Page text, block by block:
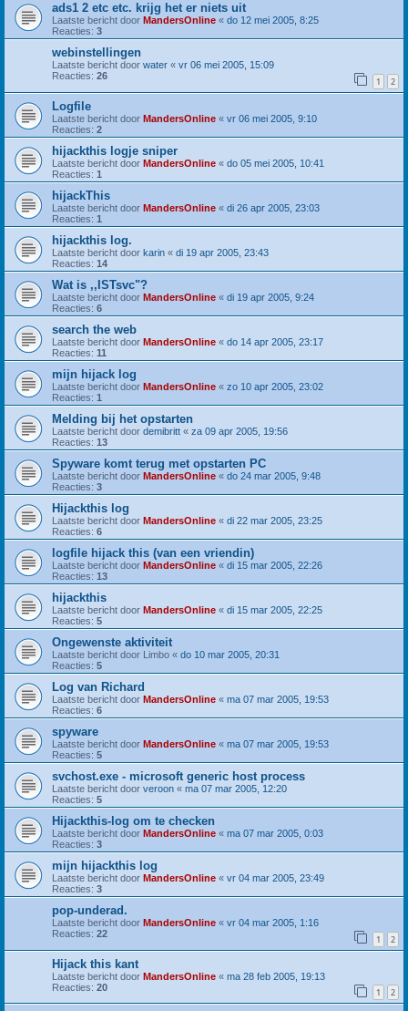
ads1 2 etc etc. krijg het er niets uit
Laatste bericht door MandersOnline « do 12 mei 2005, 8:25
Reacties: 3
webinstellingen
Laatste bericht door water « vr 06 mei 2005, 15:09
Reacties: 26 1 2
Logfile
Laatste bericht door MandersOnline « vr 06 mei 2005, 9:10
Reacties: 2
hijackthis logje sniper
Laatste bericht door MandersOnline « do 05 mei 2005, 10:41
Reacties: 1
hijackThis
Laatste bericht door MandersOnline « di 26 apr 2005, 23:03
Reacties: 1
hijackthis log.
Laatste bericht door karin « di 19 apr 2005, 23:43
Reacties: 14
Wat is ,,ISTsvc"?
Laatste bericht door MandersOnline « di 19 apr 2005, 9:24
Reacties: 6
search the web
Laatste bericht door MandersOnline « do 14 apr 2005, 23:17
Reacties: 11
mijn hijack log
Laatste bericht door MandersOnline « zo 10 apr 2005, 23:02
Reacties: 1
Melding bij het opstarten
Laatste bericht door demibritt « za 09 apr 2005, 19:56
Reacties: 13
Spyware komt terug met opstarten PC
Laatste bericht door MandersOnline « do 24 mar 2005, 9:48
Reacties: 3
Hijackthis log
Laatste bericht door MandersOnline « di 22 mar 2005, 23:25
Reacties: 6
logfile hijack this (van een vriendin)
Laatste bericht door MandersOnline « di 15 mar 2005, 22:26
Reacties: 13
hijackthis
Laatste bericht door MandersOnline « di 15 mar 2005, 22:25
Reacties: 5
Ongewenste aktiviteit
Laatste bericht door Limbo « do 10 mar 2005, 20:31
Reacties: 5
Log van Richard
Laatste bericht door MandersOnline « ma 07 mar 2005, 19:53
Reacties: 6
spyware
Laatste bericht door MandersOnline « ma 07 mar 2005, 19:53
Reacties: 5
svchost.exe - microsoft generic host process
Laatste bericht door veroon « ma 07 mar 2005, 12:20
Reacties: 5
Hijackthis-log om te checken
Laatste bericht door MandersOnline « ma 07 mar 2005, 0:03
Reacties: 3
mijn hijackthis log
Laatste bericht door MandersOnline « vr 04 mar 2005, 23:49
Reacties: 3
pop-underad.
Laatste bericht door MandersOnline « vr 04 mar 2005, 1:16
Reacties: 22 1 2
Hijack this kant
Laatste bericht door MandersOnline « ma 28 feb 2005, 19:13
Reacties: 20 1 2